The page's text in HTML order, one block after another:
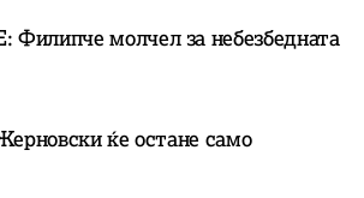
молчел за небезбедната
ќе остане само